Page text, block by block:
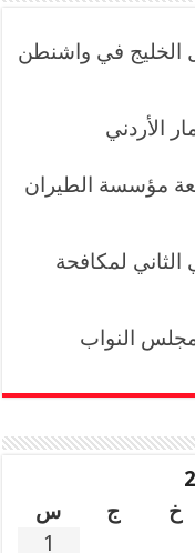
الخليج في واشنطن
الأردني
مؤسسة الطيران
لمكافحة
النواب
خ ج
س
1